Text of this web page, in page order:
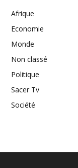
Afrique
Economie
Monde
Non classé
Politique
Sacer Tv
Société